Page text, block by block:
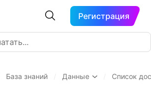
Регистрация
База знаний Данные Список